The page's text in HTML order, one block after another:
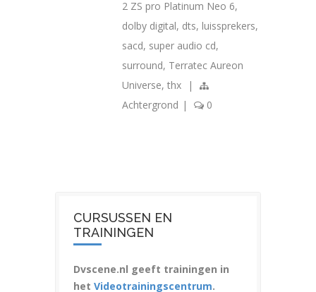
2 ZS pro Platinum Neo 6,
dolby digital, dts, luissprekers,
sacd, super audio cd,
surround, Terratec Aureon
Universe, thx
|
Achtergrond | 0
CURSUSSEN EN
TRAININGEN
Dvscene.nl geeft trainingen in
het Videotrainingscentrum.